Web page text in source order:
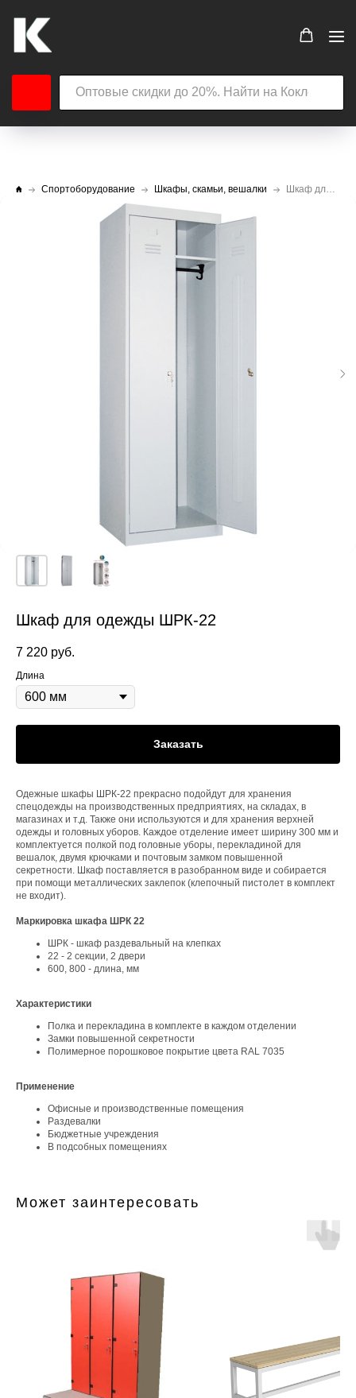
Спортоборудование Шкафы, скамьи, вешалки
Шкаф для одежды ШРК-22
7 220 руб.
Длина
Заказать
Одежные шкафы ШРК-22 прекрасно подойдут для хранения
спецодежды на производственных предприятиях, на складах, в
магазинах и т.д. Также они используются и для хранения верхней
одежды и головных уборов. Каждое отделение имеет ширину 300 мм и
комплектуется полкой под головные уборы, перекладиной для
вешалок, двумя крючками и почтовым замком повышенной
секретности. Шкаф поставляется в разобранном виде и собирается
при помощи металлических заклепок (клепочный пистолет в комплект
не входит).
Маркировка шкафа ШРК 22
ШРК - шкаф раздевальный на клепках
22 - 2 секции, 2 двери
600, 800 - длина, мм
Характеристики
Полка и перекладина в комплекте в каждом отделении
Замки повышенной секретности
Полимерное порошковое покрытие цвета RAL 7035
Применение
Офисные и производственные помещения
Раздевалки
Бюджетные учреждения
В подсобных помещениях
Может заинтересовать